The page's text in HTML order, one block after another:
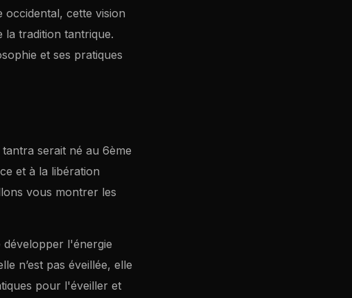
occidental, cette vision
la tradition tantrique.
et ses pratiques
serait né au 6ème
et à la libération
vous montrer les
l'énergie
n’est pas éveillée, elle
pour l'éveiller et